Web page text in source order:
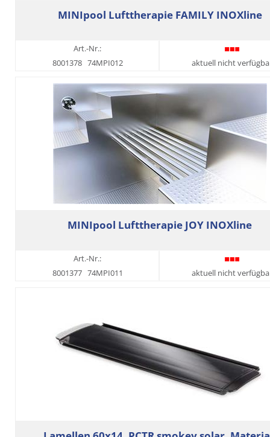
MINIpool Lufttherapie FAMILY INOXline
Art.-Nr.:
8001378 74MPI012 aktuell nicht
MINIpool Lufttherapie JOY INOXline
Art.-Nr.:
8001377 74MPI011 aktuell nicht